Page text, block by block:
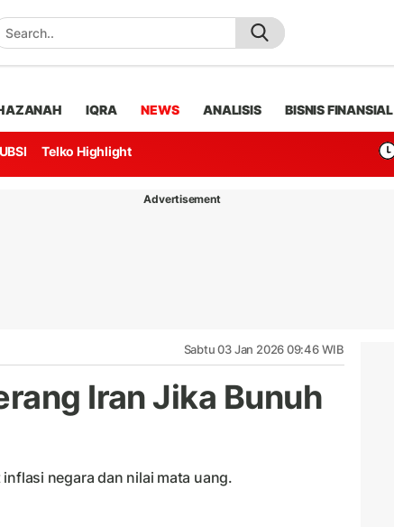
IQRA NEWS ANALISIS BISNIS FINANSIAL
UBSI Telko Highlight
Advertisement
Sabtu 03 Jan 2026 09:46 WIB
Iran Jika Bunuh
negara dan nilai mata uang.